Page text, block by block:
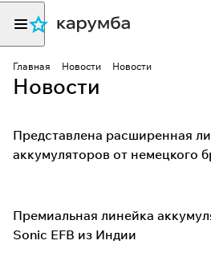
Главная Новости Новости
Новости
Представлена расширенная
аккумуляторов от немецкого
Премиальная линейка
Sonic EFB из Индии